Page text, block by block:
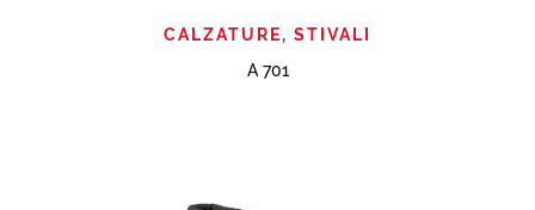
CALZATURE, STIVALI
A 701